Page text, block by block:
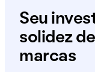
Seu
solidez
marcas